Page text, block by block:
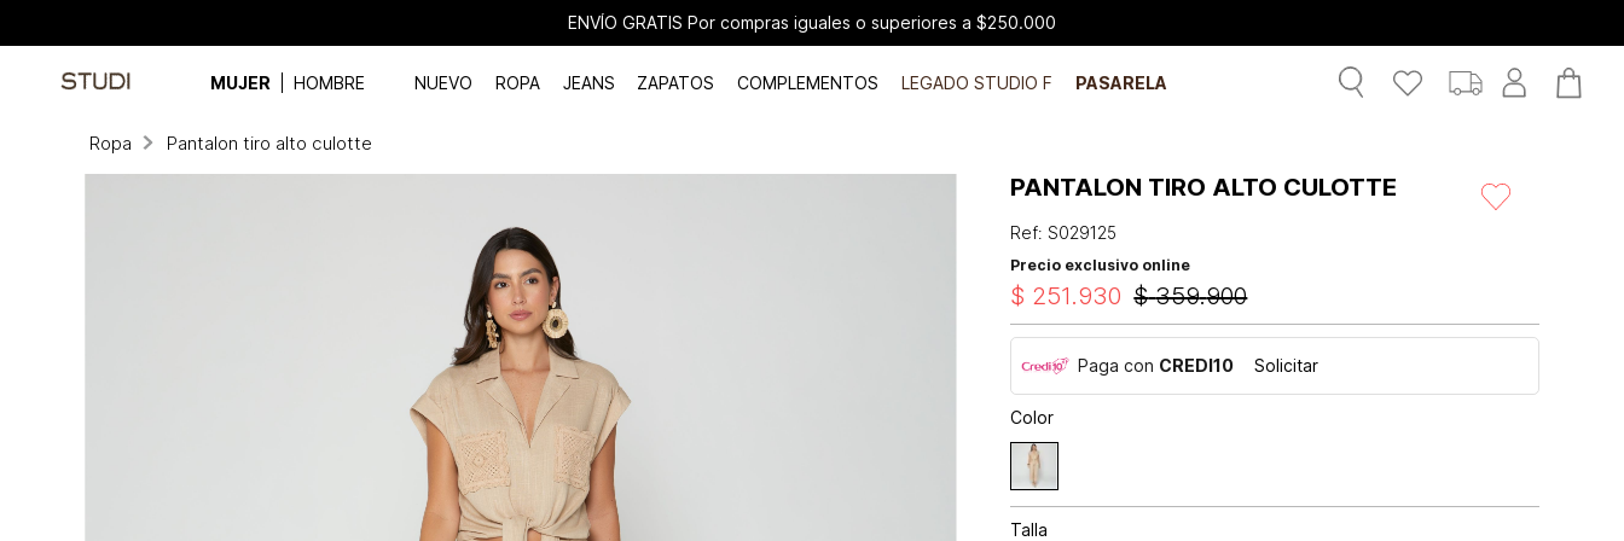
ENVÍO GRATIS Por compras iguales o superiores a $250.000
MUJER HOMBRE NUEVO ROPA JEANS ZAPATOS COMPLEMENTOS LEGADO STUDIO F PASARELA
Ropa Pantalon tiro alto culotte
PANTALON TIRO ALTO CULOTTE
Ref:S029125
Precio exclusivo online
$ 359.900
$ 251.930
Paga con CREDI10 Solicitar
Color
Talla